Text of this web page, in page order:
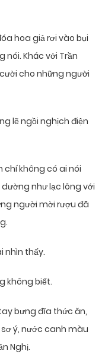
hoa giả rơi vào bụi
nói. Khác với Trần
cho những người
lẽ ngồi nghịch điện
chí không có ai nói
như lạc lõng với
người mời rượu đã
nhìn thấy.
không biết.
bưng đĩa thức ăn,
ý, nước canh màu
Nghị.